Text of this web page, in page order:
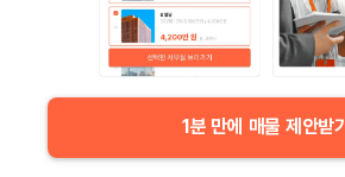
1분 만에 매물 제안받기